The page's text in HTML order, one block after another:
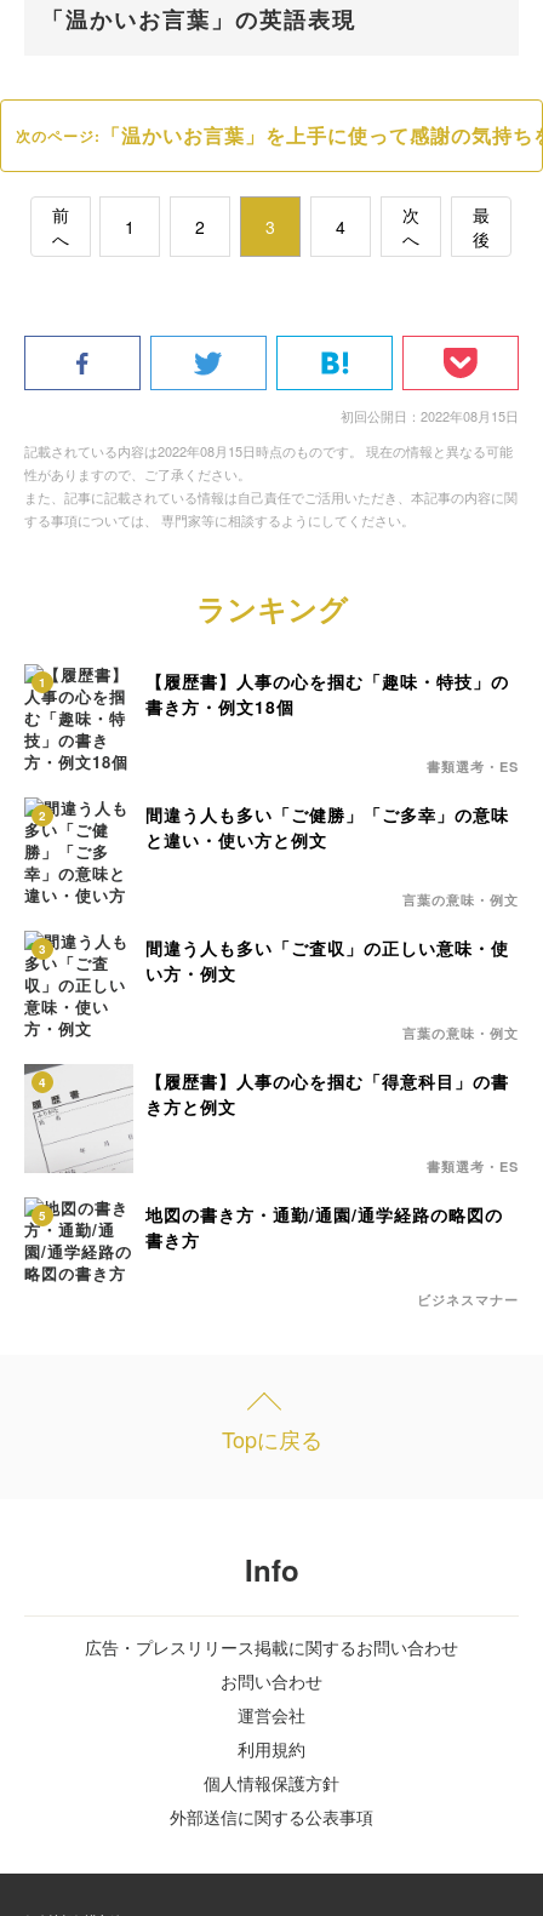
「温かいお言葉」の英語表現
次のページ: 「温かいお言葉」を上手に使って感謝の気持ち
前
へ
1 2 3 4
次
へ
最
後
初回公開日：2022年08月15日
記載されている内容は2022年08月15日時点のものです。 現在の情報と異なる可能
性がありますので、ご了承ください。
また、記事に記載されている情報は自己責任でご活用いただき、本記事の内容に関
する事項については、 専門家等に相談するようにしてください。
ランキング
1
【履歴書】人事の心を掴む「趣味・特技」の
書き方・例文18個
書類選考・ES
2
間違う人も多い「ご健勝」「ご多幸」の意味
と違い・使い方と例文
言葉の意味・例文
3
間違う人も多い「ご査収」の正しい意味・使
い方・例文
言葉の意味・例文
4
【履歴書】人事の心を掴む「得意科目」の書
き方と例文
書類選考・ES
5
地図の書き方・通勤/通園/通学経路の略図の
書き方
ビジネスマナー
Topに戻る
Info
広告・プレスリリース掲載に関するお問い合わせ
お問い合わせ
運営会社
利用規約
個人情報保護方針
外部送信に関する公表事項